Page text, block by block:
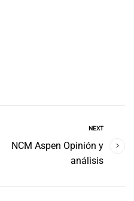
NEXT
NCM Aspen Opinión y
análisis